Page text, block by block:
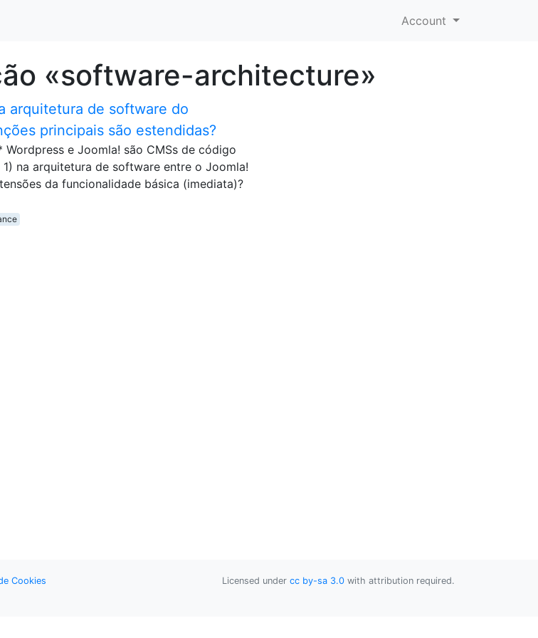
Account
«software-architecture»
arquitetura de software do
principais são estendidas?
e Joomla! são CMSs de código
na arquitetura de software entre o Joomla!
da funcionalidade básica (imediata)?
Cookies
Licensed under cc by-sa 3.0 with attribution required.